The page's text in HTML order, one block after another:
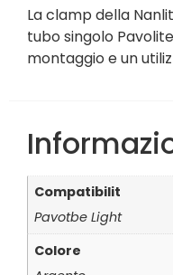
La clamp della
tubo singolo
montaggio e un
Compatibilit
Pavotbe Light
Colore